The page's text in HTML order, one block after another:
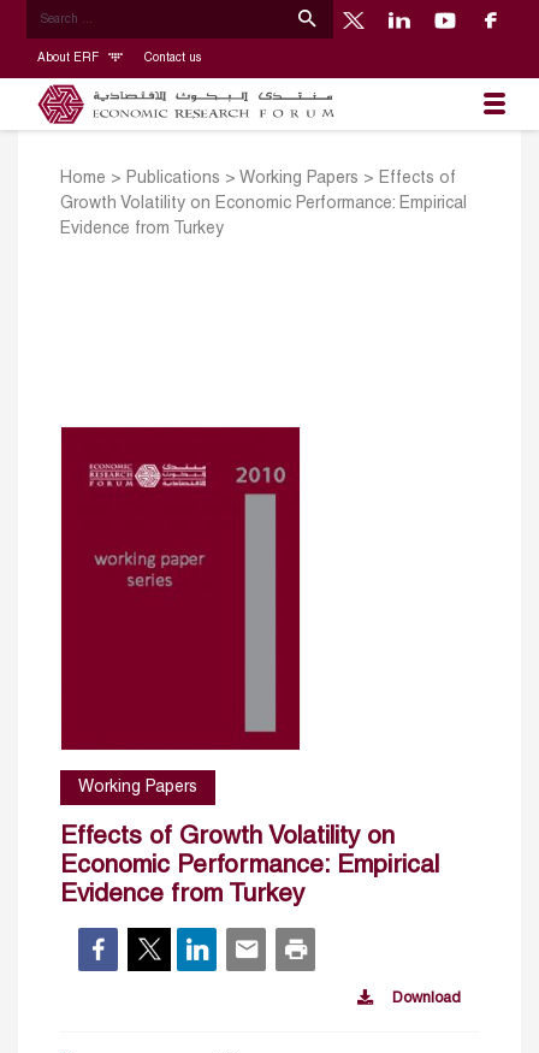
About ERF Contact us
Home > Publications > Working Papers > Effects of
Growth Volatility on Economic Performance: Empirical
Evidence from Turkey
Working Papers
Effects of Growth Volatility on
Economic Performance: Empirical
Evidence from Turkey
Download